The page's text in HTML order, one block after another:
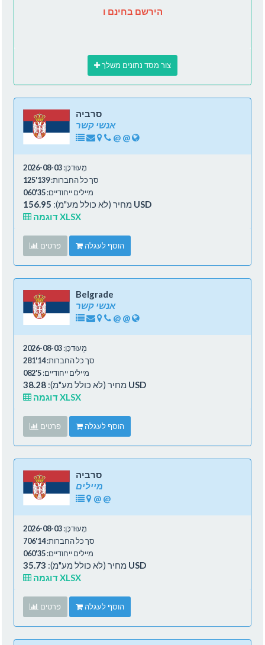
הירשם בחינם ו
צור מסד נתונים משלך
סרביה
אנשי קשר
@ @
מְעוּדכָּן:2026-08-03
סך כל החברות:139'125
מיילים ייחודיים:35'060
מחיר (לא כולל מע"מ): 156.95 USD
דוגמה XLSX
פרטים הוסף לעגלה
Belgrade
אנשי קשר
@ @
מְעוּדכָּן:2026-08-03
סך כל החברות:14'281
מיילים ייחודיים:5'082
מחיר (לא כולל מע"מ): 38.28 USD
דוגמה XLSX
פרטים הוסף לעגלה
סרביה
מיילים
@ @
מְעוּדכָּן:2026-08-03
סך כל החברות:14'706
מיילים ייחודיים:35'060
מחיר (לא כולל מע"מ): 35.73 USD
דוגמה XLSX
פרטים הוסף לעגלה